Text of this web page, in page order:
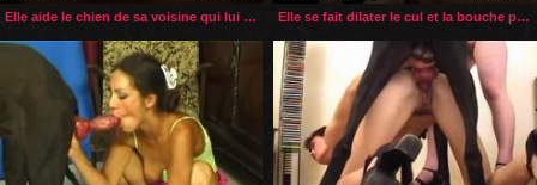
Elle aide le chien de sa voisine qui lui propose de coucher avec
Elle se fait dilater le cul et la bouche par le sexe d’un cheval